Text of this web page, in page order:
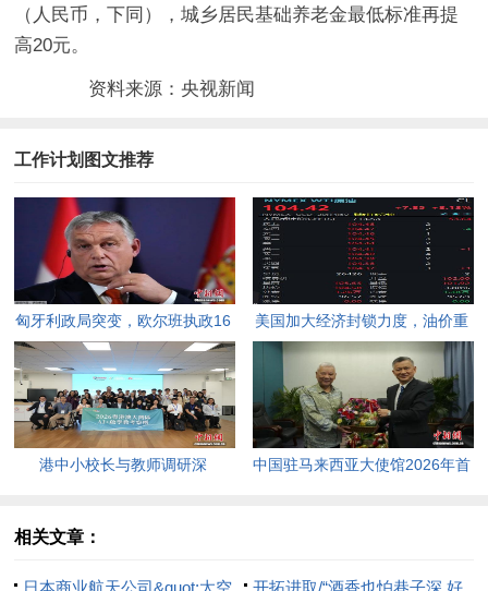
（人民币，下同），城乡居民基础养老金最低标准再提
高20元。
资料来源：央视新闻
工作计划图文推荐
匈牙利政局突变，欧尔班执政16
年终结。
美国加大经济封锁力度，油价重
返100美元高点，黄金价格急
跌，日韩主要股指开盘走低。
港中小校长与教师调研深
课堂新路径。
中国驻马来西亚大使馆2026年首
相关文章：